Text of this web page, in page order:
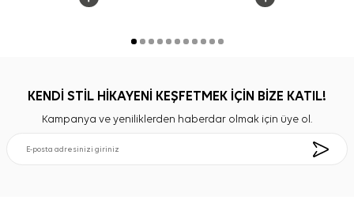
KENDİ STİL HİKAYENİ KEŞFETMEK İÇİN BİZE KATIL!
Kampanya ve yeniliklerden haberdar olmak için üye ol.